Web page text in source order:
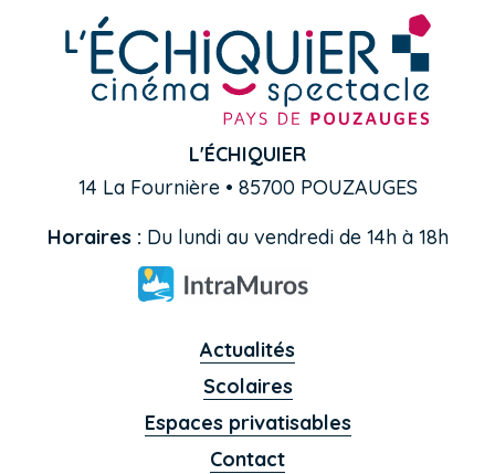
L'ÉCHIQUIER
14 La Fournière • 85700 POUZAUGES
Horaires : Du lundi au vendredi de 14h à 18h
Actualités
Scolaires
Espaces privatisables
Contact